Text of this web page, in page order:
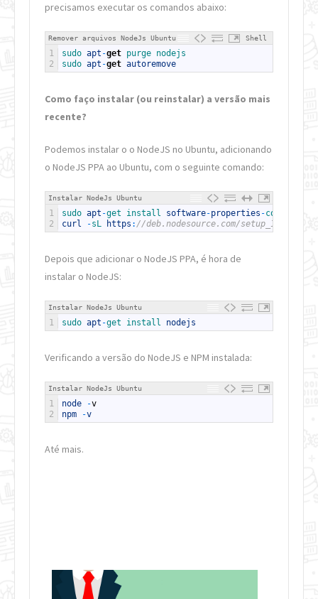
precisamos executar os comandos abaixo:
Remover arquivos NodeJs Ubuntu Shell
1
2
sudo apt -get purge nodejs
sudo apt -get autoremove
Como faço instalar (ou reinstalar) a versão mais
recente?
Podemos instalar o o NodeJS no Ubuntu, adicionando
o NodeJS PPA ao Ubuntu, com o seguinte comando:
Instalar NodeJs Ubuntu
1
2
sudo apt -get install software-properties -common
curl
-sL https : //deb.nodesource.com/setup_14.x |
Depois que adicionar o NodeJS PPA, é hora de
instalar o NodeJS:
Instalar NodeJs Ubuntu
1 sudo apt -get install nodejs
Verificando a versão do NodeJS e NPM instalada:
Instalar NodeJs Ubuntu
1
2
node -v
npm
-v
Até mais.